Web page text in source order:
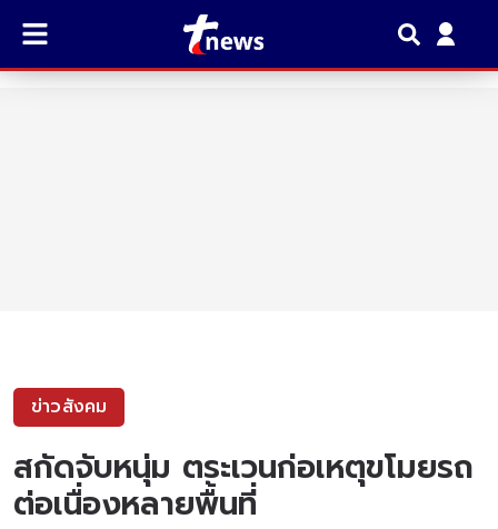
ข่าวสังคม
สกัดจับหนุ่ม ตระเวนก่อเหตุขโมยรถ
ต่อเนื่องหลายพื้นที่